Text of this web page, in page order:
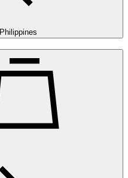
Philippines